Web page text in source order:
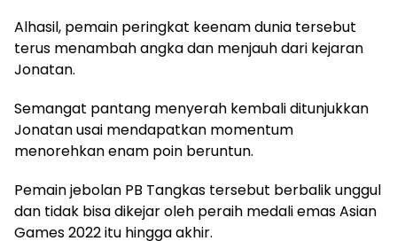
Alhasil, pemain peringkat keenam dunia tersebut
terus menambah angka dan menjauh dari kejaran
Jonatan.
Semangat pantang menyerah kembali ditunjukkan
Jonatan usai mendapatkan momentum
menorehkan enam poin beruntun.
Pemain jebolan PB Tangkas tersebut berbalik unggul
dan tidak bisa dikejar oleh peraih medali emas Asian
Games 2022 itu hingga akhir.